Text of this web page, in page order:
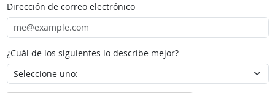
Dirección de correo electrónico
¿Cuál de los siguientes lo describe mejor?